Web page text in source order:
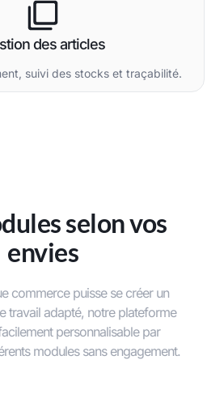
des articles
suivi des stocks et traçabilité.
selon vos
envies
commerce puisse se créer un
travail adapté, notre plateforme
personnalisable par
modules sans engagement.